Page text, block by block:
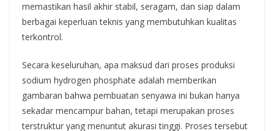
memastikan hasil akhir stabil, seragam, dan siap dalam
berbagai keperluan teknis yang membutuhkan kualitas
terkontrol.
Secara keseluruhan, apa maksud dari proses produksi
sodium hydrogen phosphate adalah memberikan
gambaran bahwa pembuatan senyawa ini bukan hanya
sekadar mencampur bahan, tetapi merupakan proses
terstruktur yang menuntut akurasi tinggi. Proses tersebut